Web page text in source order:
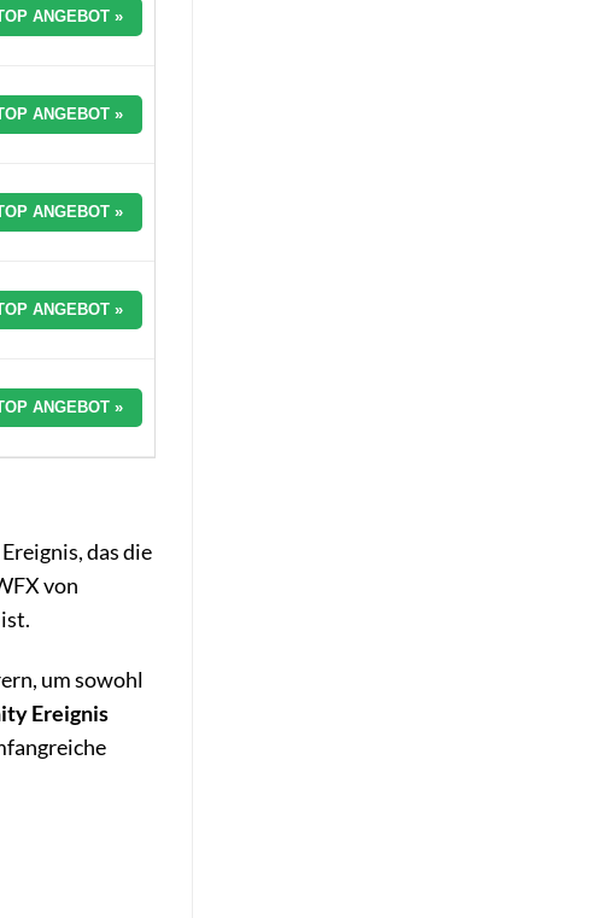
ANGEBOT »
ANGEBOT »
ANGEBOT »
ANGEBOT »
ANGEBOT »
das die
von
um sowohl
Ereignis